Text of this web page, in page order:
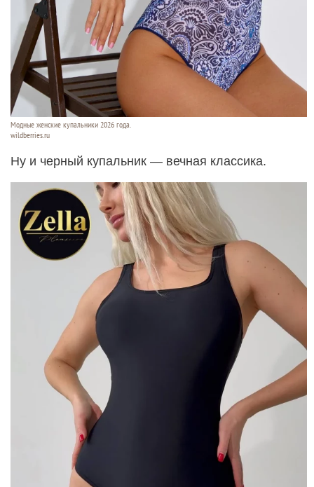
Модные женские купальники 2026 года.
wildberries.ru
Ну и черный купальник — вечная классика.